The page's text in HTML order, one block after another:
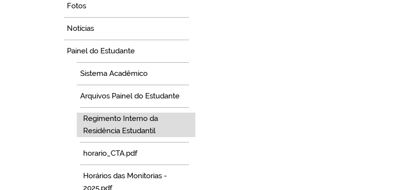
Fotos
Notícias
Painel do Estudante
Sistema Acadêmico
Arquivos Painel do Estudante
Regimento Interno da
Residência Estudantil
horario_CTA.pdf
Horários das Monitorias -
2025.pdf